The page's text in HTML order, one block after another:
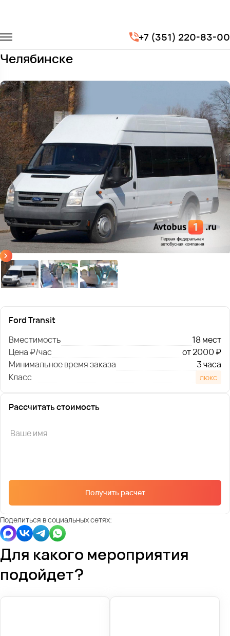
+7 (351) 220-83-00
Микроавтобусы Ford Transit
Заказать Ford Transit с водителем в
Челябинске
Ford Transit
Вместимость
18 мест
Цена ₽/час
от 2000 ₽
Минимальное время заказа
3 часа
Класс
люкс
Рассчитать стоимость
Получить расчет
Поделиться в социальных сетях:
Для какого мероприятия
подойдет?